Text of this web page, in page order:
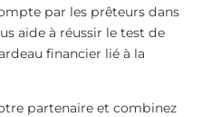
par les prêteurs dans
aide à réussir le test de
financier lié à la
partenaire et combinez